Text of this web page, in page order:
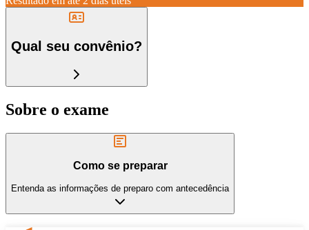
Qual seu convênio?
Sobre o exame
Como se preparar
Entenda as informações de preparo com antecedência